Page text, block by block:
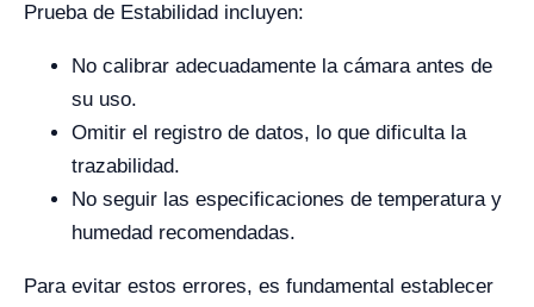
Prueba de Estabilidad incluyen:
No calibrar adecuadamente la cámara antes de
su uso.
Omitir el registro de datos, lo que dificulta la
trazabilidad.
No seguir las especificaciones de temperatura y
humedad recomendadas.
Para evitar estos errores, es fundamental establecer